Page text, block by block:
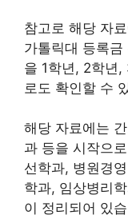
참고로 해당 자
가톨릭대 등록
을 1학년, 2학년
로도 확인할 수
해당 자료에는
과 등을 시작으
선학과, 병원경
학과, 임상병리
이 정리되어 있